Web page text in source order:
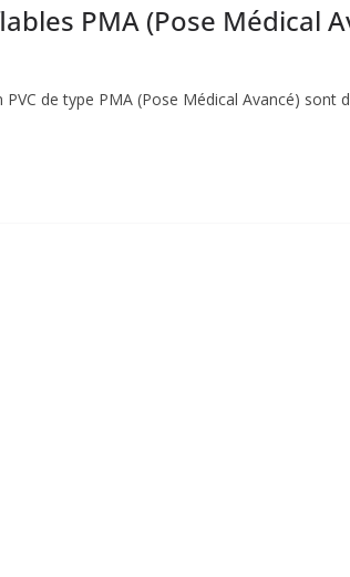
PMA (Pose Médical
de type PMA (Pose Médical Avancé) sont